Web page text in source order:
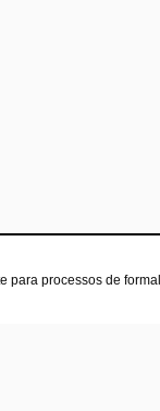
para processos de